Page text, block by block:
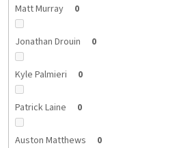
Matt Murray 0
Jonathan Drouin 0
Kyle Palmieri 0
Patrick Laine 0
Auston Matthews 0